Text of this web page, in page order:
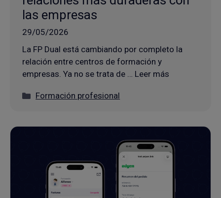
las empresas
29/05/2026
La FP Dual está cambiando por completo la
relación entre centros de formación y
empresas. Ya no se trata de … Leer más
Categorías
Formación profesional